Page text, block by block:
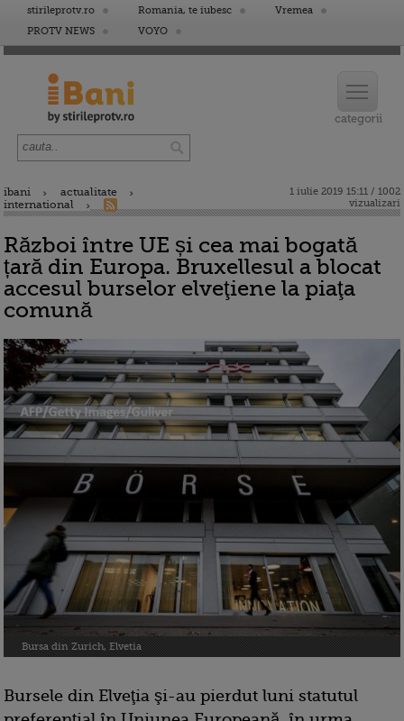
stirileprotv.ro Romania, te iubesc
Vremea
PROTV NEWS
VOYO
ibani
actualitate
international
1 iulie 2019 15:11 / 1002
vizualizari
Război între UE și cea mai bogată
țară din Europa. Bruxellesul a blocat
accesul burselor elveţiene la piaţa
comună
Bursa din Zurich, Elvetia
Bursele din Elveţia şi-au pierdut luni statutul